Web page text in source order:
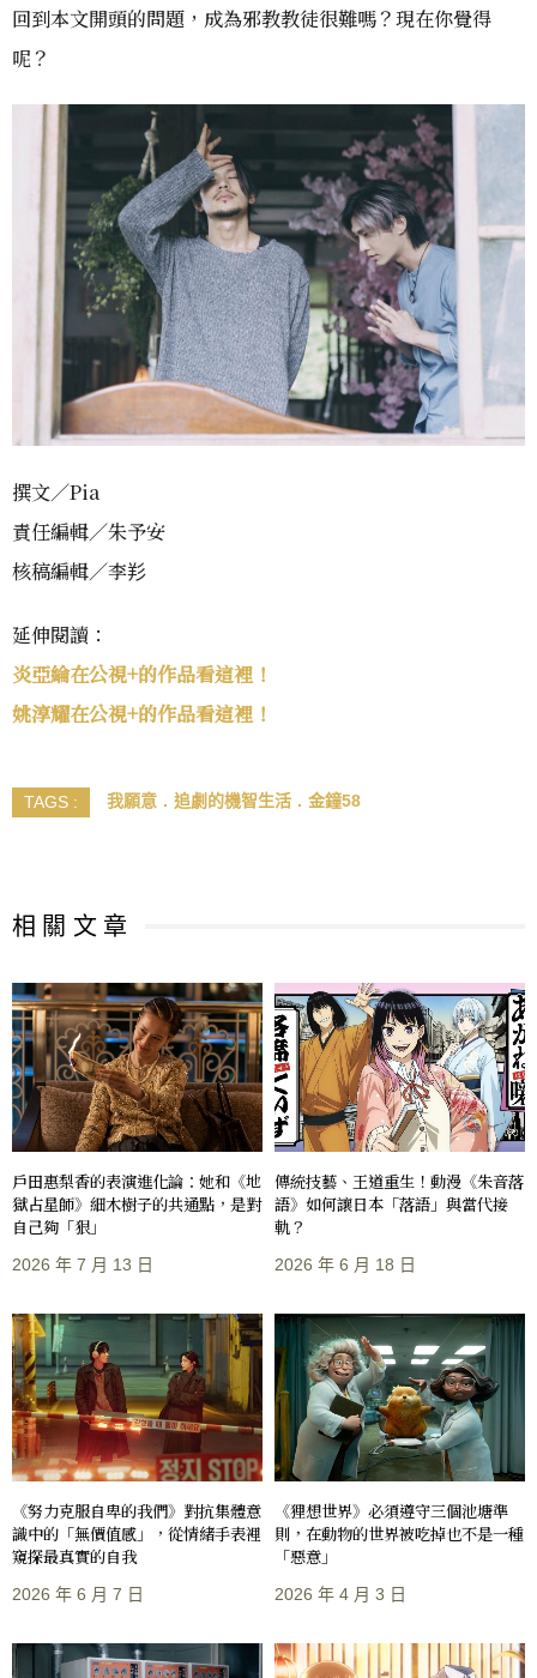
回到本文開頭的問題，成為邪教教徒很難嗎？現在你覺得
呢？
撰文／Pia
責任編輯／朱予安
核稿編輯／李羏
延伸閱讀：
炎亞綸在公視+的作品看這裡！
姚淳耀在公視+的作品看這裡！
TAGS : 我願意 追劇的機智生活 金鐘58
相 關 文 章
戶田惠梨香的表演進化論：她和《地
獄占星師》細木樹子的共通點，是對
自己夠「狠」
2026 年 7 月 13 日
傳統技藝、王道重生！動漫《朱音落
語》如何讓日本「落語」與當代接
軌？
2026 年 6 月 18 日
《努力克服自卑的我們》對抗集體意
識中的「無價值感」，從情緒手表裡
窺探最真實的自我
2026 年 6 月 7 日
《狸想世界》必須遵守三個池塘準
則，在動物的世界被吃掉也不是一種
「惡意」
2026 年 4 月 3 日